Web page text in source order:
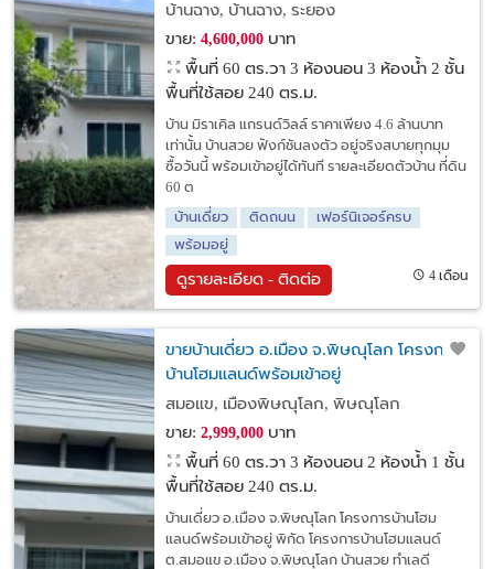
บ้านฉาง, บ้านฉาง, ระยอง
ขาย: 4,600,000บาท
พื้นที่ 60 ตร.วา 3 ห้องนอน 3 ห้องน้ำ 2 ชั้น
พื้นที่ใช้สอย 240 ตร.ม.
บ้าน มิราเคิล แกรนด์วิลล์ ราคาเพียง 4.6 ล้านบาท
เท่านั้น บ้านสวย ฟังก์ชันลงตัว อยู่จริงสบายทุกมุม
ซื้อวันนี้ พร้อมเข้าอยู่ได้ทันที รายละเอียดตัวบ้าน ที่ดิน
60 ต
บ้านเดี่ยว
ติดถนน
เฟอร์นิเจอร์ครบ
พร้อมอยู่
ดูรายละเอียด - ติดต่อ 4 เดือน
ขายบ้านเดี่ยว อ.เมือง จ.พิษณุโลก โครงการ
บ้านโฮมแลนด์พร้อมเข้าอยู่
สมอแข, เมืองพิษณุโลก, พิษณุโลก
ขาย: 2,999,000บาท
พื้นที่ 60 ตร.วา 3 ห้องนอน 2 ห้องน้ำ 1 ชั้น
พื้นที่ใช้สอย 240 ตร.ม.
บ้านเดี่ยว อ.เมือง จ.พิษณุโลก โครงการบ้านโฮม
แลนด์พร้อมเข้าอยู่ พิกัด โครงการบ้านโฮมแลนด์
ต.สมอแข อ.เมือง จ.พิษณุโลก บ้านสวย ทำเลดี